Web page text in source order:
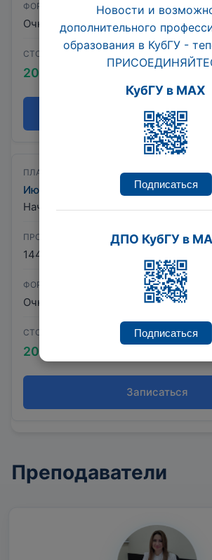
ФОРМА ОБУЧЕНИЯ
Очно-заочная с ДОТ
СТОИМОСТЬ
20 000 ₽
Записаться
ПЛАНИРУЕМЫЙ ЗАПУСК
Июль 2026 – Август 2026
Начало обучения по мере
ПРОДОЛЖИТЕЛЬНОСТЬ
144 час.
ФОРМА ОБУЧЕНИЯ
Очно-заочная с ДОТ
СТОИМОСТЬ
20 000 ₽
Записаться
Преподаватели
Новости и
дополнительного
образования в КубГУ -
КубГУ в MAX
Подписаться
ДПО КубГУ в
Подписаться